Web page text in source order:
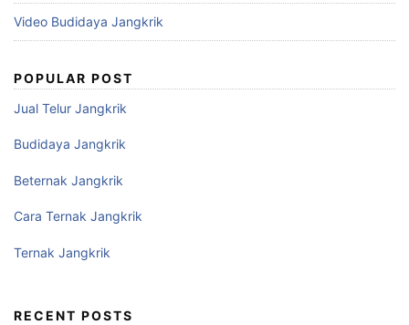
Video Budidaya Jangkrik
POPULAR POST
Jual Telur Jangkrik
Budidaya Jangkrik
Beternak Jangkrik
Cara Ternak Jangkrik
Ternak Jangkrik
RECENT POSTS